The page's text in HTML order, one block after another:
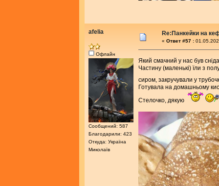
afelia
Офлайн
Сообщений: 587
Благодарили: 423
Откуда: Україна
Миколаїв
Re:Панкейки на
« Ответ #57 :
Який смачний у нас був
Частину (маленькі) їли з
сиром, закручували у
Готувала на домашньому
Стелочко, дякую